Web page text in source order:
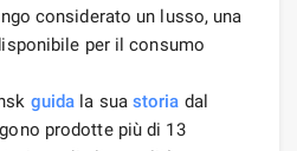
considerato un lusso, una
per il consumo
guida la sua storia dal
prodotte più di 13